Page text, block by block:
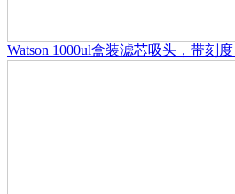
Watson 1000ul盒装滤芯吸头，带刻